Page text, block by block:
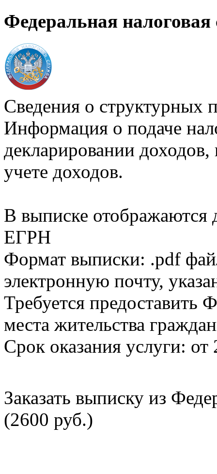
Федеральная налоговая
Сведения о структурных
Информация о подаче
декларировании доходов,
учете доходов.
В выписке
ЕГРН
Формат выписки: .pdf
электронную почту,
Требуется
места жительства
Срок оказания услуги: от
Заказать выписку из
(2600 руб.)